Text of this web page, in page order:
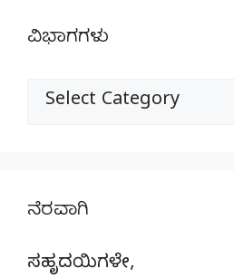
ವಿಭಾಗಗಳು
ವಿಭಾಗಗಳು
ನೆರವಾಗಿ
ಸಹೃದಯಿಗಳೇ,